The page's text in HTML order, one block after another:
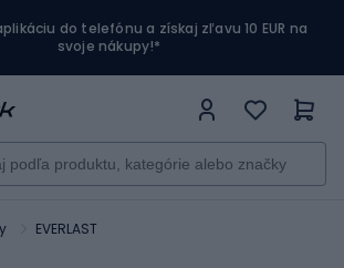
do telefónu a získaj zľavu 10 EUR na
svoje nákupy!*
EVERLAST